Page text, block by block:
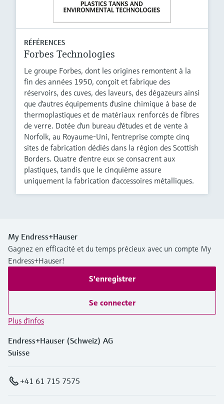
RÉFÉRENCES
Forbes Technologies
Le groupe Forbes, dont les origines remontent à la
fin des années 1950, conçoit et fabrique des
réservoirs, des cuves, des laveurs, des dégazeurs ainsi
que d'autres équipements d'usine chimique à base de
thermoplastiques et de matériaux renforcés de fibres
de verre. Dotée d'un bureau d'études et de vente à
Norfolk, au Royaume-Uni, l'entreprise compte cinq
sites de fabrication dédiés dans la région des Scottish
Borders. Quatre d'entre eux se consacrent aux
plastiques, tandis que le cinquième assure
uniquement la fabrication d'accessoires métalliques.
My Endress+Hauser
Gagnez en efficacité et du temps précieux avec un compte My
Endress+Hauser!
S'enregistrer
Se connecter
Plus d'infos
Endress+Hauser (Schweiz) AG
Suisse
+41 61 715 7575